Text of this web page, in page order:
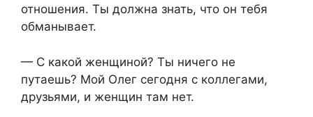
отношения. Ты должна знать, что он тебя
обманывает.
— С какой женщиной? Ты ничего не
путаешь? Мой Олег сегодня с коллегами,
друзьями, и женщин там нет.